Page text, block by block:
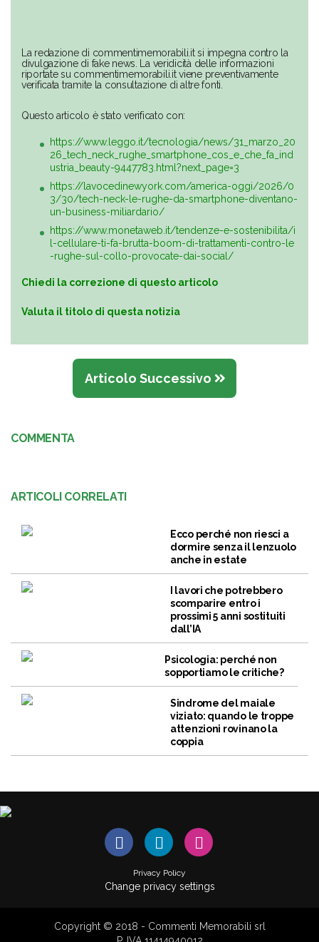
La redazione di commentimemorabili.it si impegna contro la
divulgazione di fake news. La veridicità delle informazioni
riportate su commentimemorabili.it viene preventivamente
verificata tramite la consultazione di altre fonti.
Questo articolo è stato verificato con:
https://www.leggo.it/tecnologia/news/31_marzo_20
26_tech_neck_rughe_smartphone_cos_e_che_fa_ind
ustria_beauty-9447783.html?next_page=3
https://lavocedinewyork.com/america-oggi/2026/0
3/30/tech-neck-le-rughe-da-smartphone-diventano-
un-business-miliardario/
https://www.monetaweb.it/tendenze-e-sostenibilita/i
l-cellulare-ti-fa-brutta-boom-di-trattamenti-contro-le
-rughe-sul-collo-provocate-dai-social/
Chiedi la correzione di questo articolo
Valuta il titolo di questa notizia
Articolo Successivo
COMMENTA
ARTICOLI CORRELATI
Ecco perché non riesci a
dormire senza il lenzuolo
anche in estate
I lavori che potrebbero
scomparire entro i
prossimi 5 anni sostituiti
dall’IA
Psicologia: perché non
sopportiamo le critiche?
Sindrome del maiale
viziato: quando le troppe
attenzioni rovinano la
coppia
Privacy Policy
Change privacy settings
Copyright © 2018 - Commenti Memorabili srl